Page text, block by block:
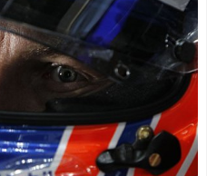
Kalendář F1
Výsledky F1
Týmy a jezdci F1
Okruhy F1